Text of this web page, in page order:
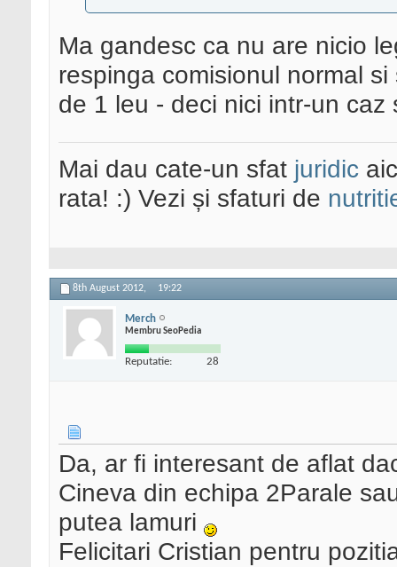
Ma gandesc ca nu are nicio
respinga comisionul normal
de 1 leu - deci nici intr-un
Mai dau cate-un sfat juridic
rata! :) Vezi și sfaturi de
8th August 2012, 19:22
Merch
Membru SeoPedia
Reputatie: 28
Da, ar fi interesant de aflat
Cineva din echipa 2Parale
putea lamuri
Felicitari Cristian pentru